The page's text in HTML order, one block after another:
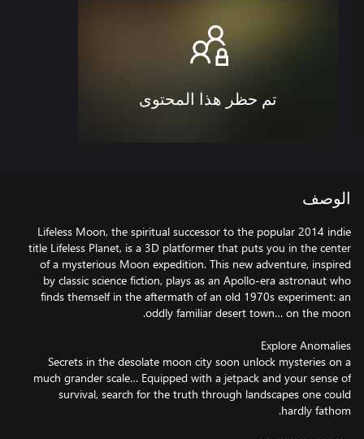
تم حظر هذا المحتوى
الوصف
Lifeless Moon, the spiritual successor to the popular 2014 indie
title Lifeless Planet, is a 3D platformer that puts you in the center
of a mysterious Moon expedition. This new adventure, inspired
by classic science fiction, plays as an Apollo-era astronaut who
finds themself in the aftermath of an old 1970s experiment: an
Secrets in the desolate moon city soon unlock mysteries on a
much grander scale… Equipped with a jetpack and your sense of
survival, search for the truth through landscapes one could